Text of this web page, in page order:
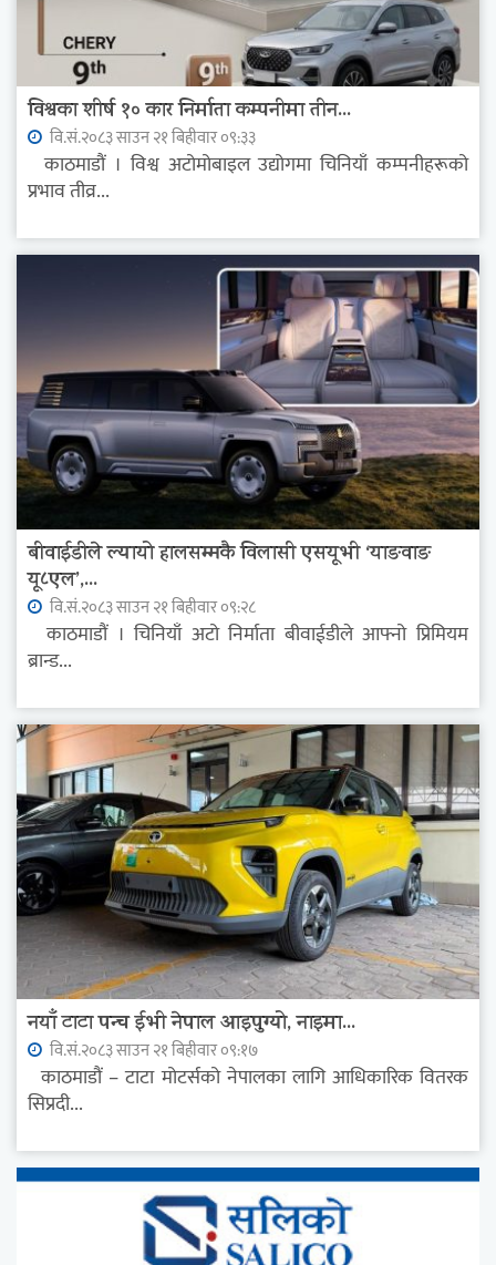
विश्वका शीर्ष १० कार निर्माता कम्पनीमा तीन...
वि.सं.२०८३ साउन २१ बिहीवार ०९:३३
काठमाडौं । विश्व अटोमोबाइल उद्योगमा चिनियाँ कम्पनीहरूको
प्रभाव तीव्र...
बीवाईडीले ल्यायो हालसम्मकै विलासी एसयूभी ‘याङवाङ
यू८एल’,...
वि.सं.२०८३ साउन २१ बिहीवार ०९:२८
काठमाडौं । चिनियाँ अटो निर्माता बीवाईडीले आफ्नो प्रिमियम
ब्रान्ड...
नयाँ टाटा पन्च ईभी नेपाल आइपुग्यो, नाइमा...
वि.सं.२०८३ साउन २१ बिहीवार ०९:१७
काठमाडौं – टाटा मोटर्सको नेपालका लागि आधिकारिक वितरक
सिप्रदी...